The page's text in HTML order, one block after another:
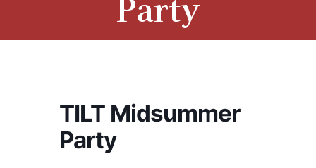
TILT Midsummer
Party